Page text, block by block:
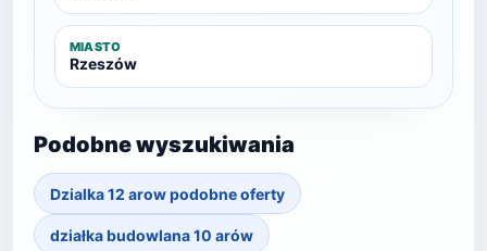
MIASTO
Rzeszów
Podobne wyszukiwania
Dzialka 12 arow podobne oferty
działka budowlana 10 arów